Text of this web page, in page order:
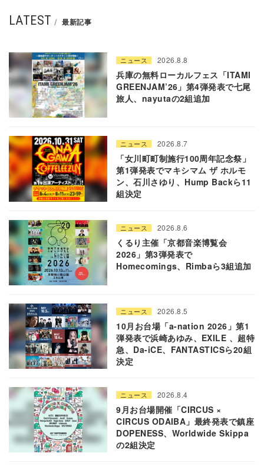
LATEST 最新記事
ニュース 2026.8.8
兵庫の無料ローカルフェス「ITAMI
GREENJAM’26」第4弾発表で七尾
旅人、nayutaの2組追加
ニュース 2026.8.7
「女川町町制施行100周年記念祭」
第1弾発表でマキシマム ザ ホルモ
ン、石川さゆり、Hump Backら11
組決定
ニュース 2026.8.6
くるり主催「京都音楽博覧会
2026」第3弾発表で
Homecomings、Rimbaら3組追加
ニュース 2026.8.5
10月お台場「a-nation 2026」第1
弾発表で浜崎あゆみ、EXILE 、超特
急、Da-iCE、FANTASTICSら20組
決定
ニュース 2026.8.4
9月お台場開催「CIRCUS ×
CIRCUS ODAIBA」最終発表で鎮座
DOPENESS、Worldwide Skippa
の2組決定